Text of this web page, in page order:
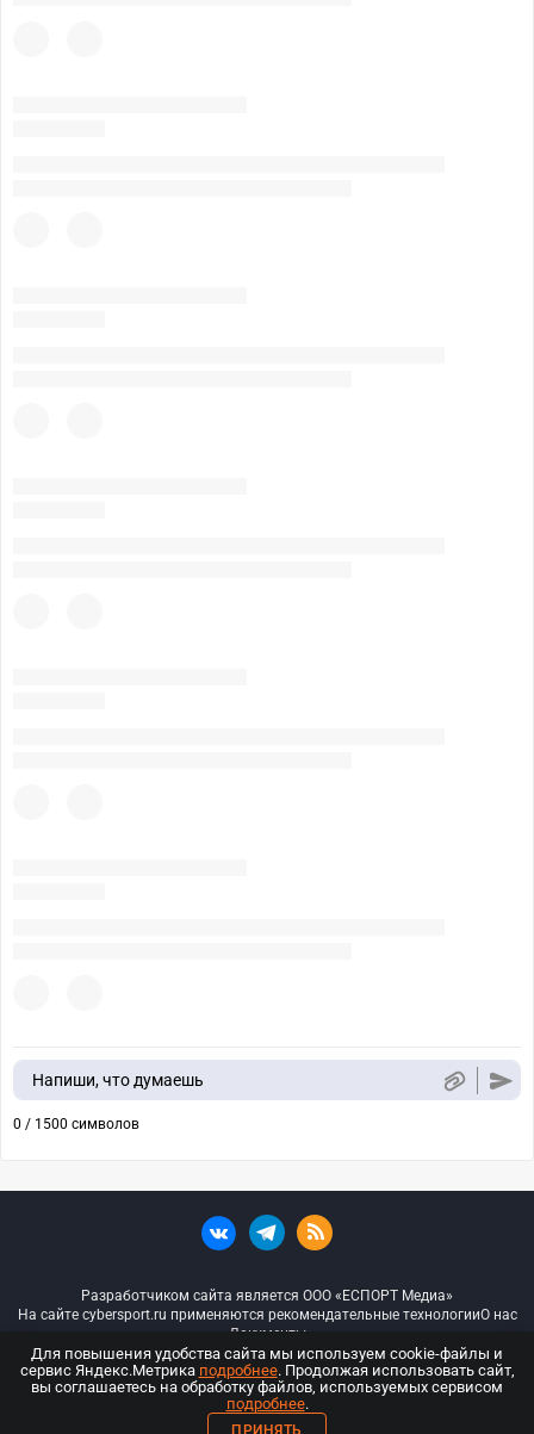
Напиши, что думаешь
0 / 1500 символов
Разработчиком сайта является ООО «ЕСПОРТ Медиа»
На сайте cybersport.ru применяются рекомендательные технологииО нас
Документы
© ООО «Киберспорт.ру» — Все права защищены
18+
Для повышения удобства сайта мы используем cookie-файлы и
сервис Яндекс.Метрика подробнее. Продолжая использовать сайт,
вы соглашаетесь на обработку файлов, используемых сервисом
подробнее.
ПРИНЯТЬ